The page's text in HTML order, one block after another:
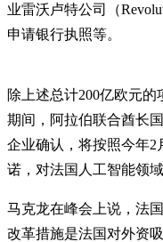
业雷沃卢特公司（
申请银行执照等。
除上述总计200亿欧元
期间，阿拉伯联合酋长
企业确认，将按照今年2
诺，对法国人工智能领
马克龙在峰会上说，法
改革措施是法国对外资